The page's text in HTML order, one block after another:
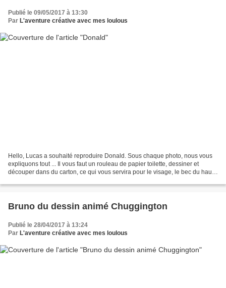
Publié le 09/05/2017 à 13:30
Par L'aventure créative avec mes loulous
Hello, Lucas a souhaité reproduire Donald. Sous chaque photo, nous vous
expliquons tout ... Il vous faut un rouleau de papier toilette, dessiner et
découper dans du carton, ce qui vous servira pour le visage, le bec du haut,
Bruno du dessin animé Chuggington
Publié le 28/04/2017 à 13:24
Par L'aventure créative avec mes loulous